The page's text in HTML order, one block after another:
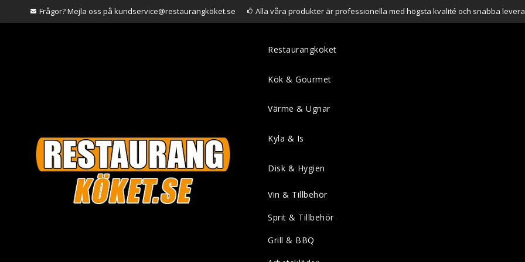
Frågor? Mejla oss på kundservice@restaurangköket.se Alla våra produkter är professionella med högsta kvalité och snabba
Restaurangköket
Kök & Gourmet
Värme & Ugnar
Kyla & Is
Disk & Hygien
Vin & Tillbehör
Sprit & Tillbehör
Grill & BBQ